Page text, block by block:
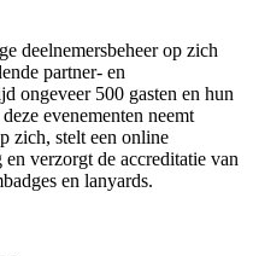
deelnemersbeheer op zich
partner- en
ongeveer 500 gasten en hun
evenementen neemt
zich, stelt een online
verzorgt de accreditatie van
en lanyards.